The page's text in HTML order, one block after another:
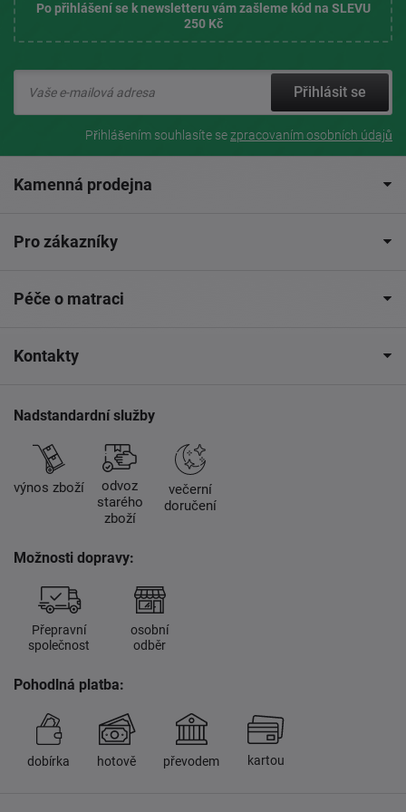
Po přihlášení se k newsletteru vám zašleme kód na SLEVU
250 Kč
Přihlásit se
Přihlášením souhlasíte sezpracovaním osobních údajů
Kamenná prodejna
Pro zákazníky
Péče o matraci
Kontakty
Nadstandardní služby
výnos zboží
odvoz
starého
zboží
večerní
doručení
Možnosti dopravy:
Přepravní
společnost
osobní
odběr
Pohodlná platba:
dobírka hotově převodem kartou